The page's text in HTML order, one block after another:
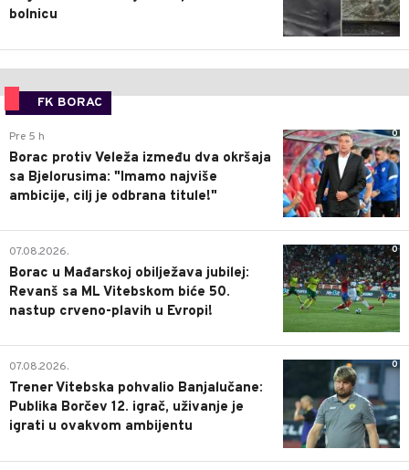
bolnicu
FK BORAC
0
Pre 5 h
Borac protiv Veleža između dva okršaja
sa Bjelorusima: "Imamo najviše
ambicije, cilj je odbrana titule!"
0
07.08.2026.
Borac u Mađarskoj obilježava jubilej:
Revanš sa ML Vitebskom biće 50.
nastup crveno-plavih u Evropi!
0
07.08.2026.
Trener Vitebska pohvalio Banjalučane:
Publika Borčev 12. igrač, uživanje je
igrati u ovakvom ambijentu